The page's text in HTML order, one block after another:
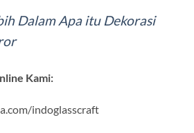
Dalam Apa itu Dekorasi
Kami:
indoglasscraft